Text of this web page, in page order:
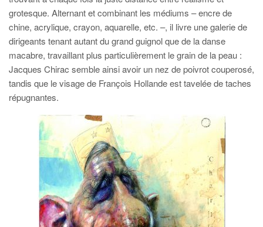
grotesque. Alternant et combinant les médiums – encre de
chine, acrylique, crayon, aquarelle, etc. –, il livre une galerie de
dirigeants tenant autant du grand guignol que de la danse
macabre, travaillant plus particulièrement le grain de la peau :
Jacques Chirac semble ainsi avoir un nez de poivrot couperosé,
tandis que le visage de François Hollande est tavelée de taches
répugnantes.